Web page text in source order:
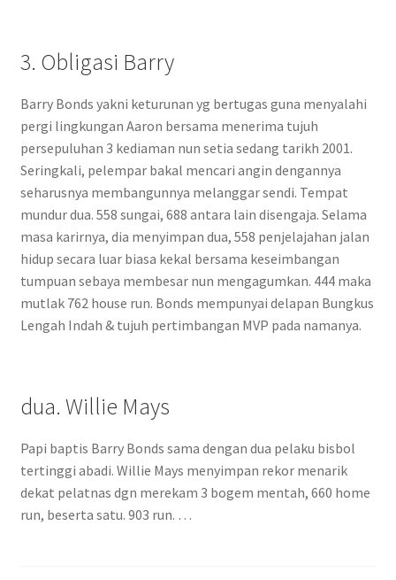
3. Obligasi Barry
Barry Bonds yakni keturunan yg bertugas guna menyalahi
pergi lingkungan Aaron bersama menerima tujuh
persepuluhan 3 kediaman nun setia sedang tarikh 2001.
Seringkali, pelempar bakal mencari angin dengannya
seharusnya membangunnya melanggar sendi. Tempat
mundur dua. 558 sungai, 688 antara lain disengaja. Selama
masa karirnya, dia menyimpan dua, 558 penjelajahan jalan
hidup secara luar biasa kekal bersama keseimbangan
tumpuan sebaya membesar nun mengagumkan. 444 maka
mutlak 762 house run. Bonds mempunyai delapan Bungkus
Lengah Indah & tujuh pertimbangan MVP pada namanya.
dua. Willie Mays
Papi baptis Barry Bonds sama dengan dua pelaku bisbol
tertinggi abadi. Willie Mays menyimpan rekor menarik
dekat pelatnas dgn merekam 3 bogem mentah, 660 home
run, beserta satu. 903 run. …